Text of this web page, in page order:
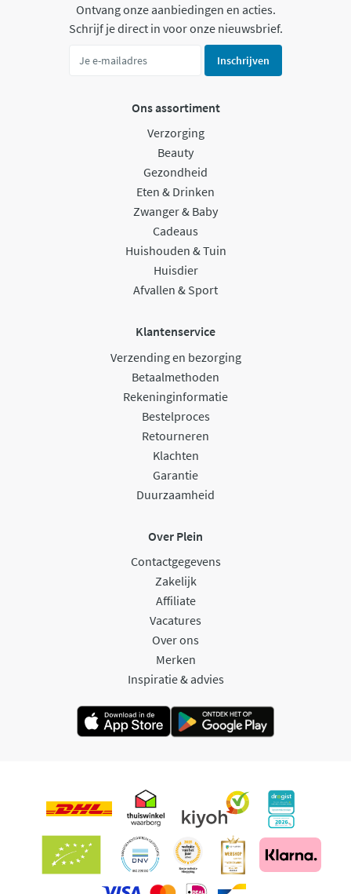
Ontvang onze aanbiedingen en acties.
Schrijf je direct in voor onze nieuwsbrief.
Inschrijven
Ons assortiment
Verzorging
Beauty
Gezondheid
Eten & Drinken
Zwanger & Baby
Cadeaus
Huishouden & Tuin
Huisdier
Afvallen & Sport
Klantenservice
Verzending en bezorging
Betaalmethoden
Rekeninginformatie
Bestelproces
Retourneren
Klachten
Garantie
Duurzaamheid
Over Plein
Contactgegevens
Zakelijk
Affiliate
Vacatures
Over ons
Merken
Inspiratie & advies